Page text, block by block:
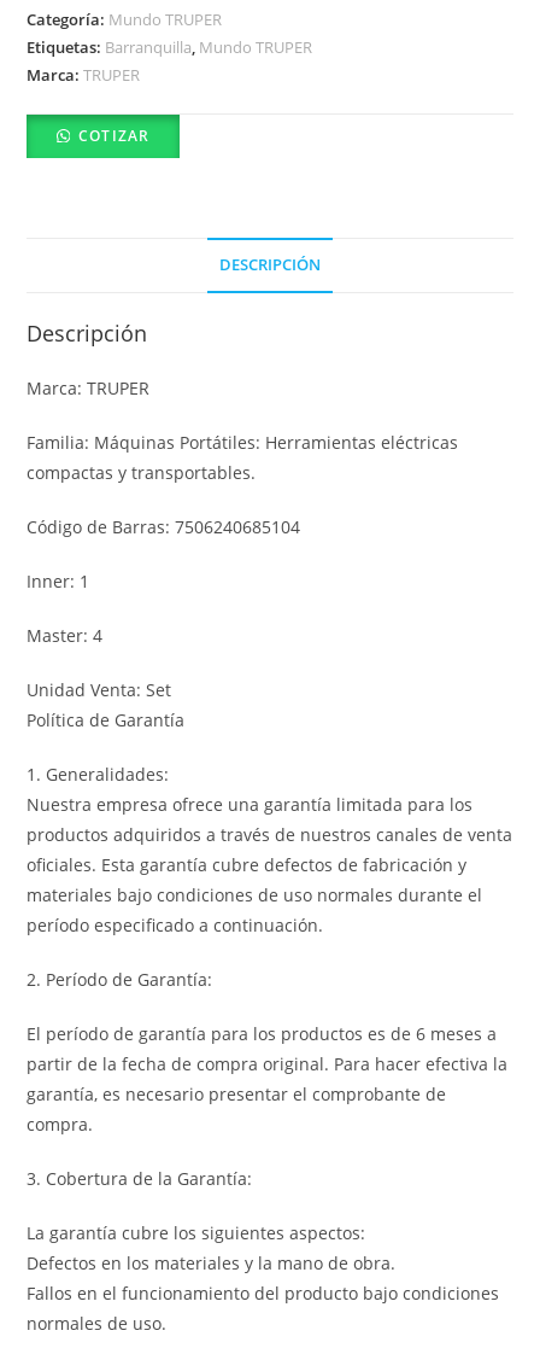
Categoría: Mundo TRUPER
Etiquetas: Barranquilla, Mundo TRUPER
Marca:TRUPER
COTIZAR
DESCRIPCIÓN
Descripción
Marca: TRUPER
Familia: Máquinas Portátiles: Herramientas eléctricas
compactas y transportables.
Código de Barras: 7506240685104
Inner: 1
Master: 4
Unidad Venta: Set
Política de Garantía
1. Generalidades:
Nuestra empresa ofrece una garantía limitada para los
productos adquiridos a través de nuestros canales de venta
oficiales. Esta garantía cubre defectos de fabricación y
materiales bajo condiciones de uso normales durante el
período especificado a continuación.
2. Período de Garantía:
El período de garantía para los productos es de 6 meses a
partir de la fecha de compra original. Para hacer efectiva la
garantía, es necesario presentar el comprobante de
compra.
3. Cobertura de la Garantía:
La garantía cubre los siguientes aspectos:
Defectos en los materiales y la mano de obra.
Fallos en el funcionamiento del producto bajo condiciones
normales de uso.